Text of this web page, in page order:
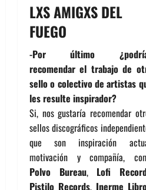
LXS AMIGXS DEL
FUEGO
-Por último
recomendar el trabajo de
sello o colectivo de artistas
les resulte inspirador?
Si, nos gustaría recomendar
sellos discográficos
que son inspiración
motivación y compañía,
Polvo Bureau,Lofi
Pistilo Records,Inerme